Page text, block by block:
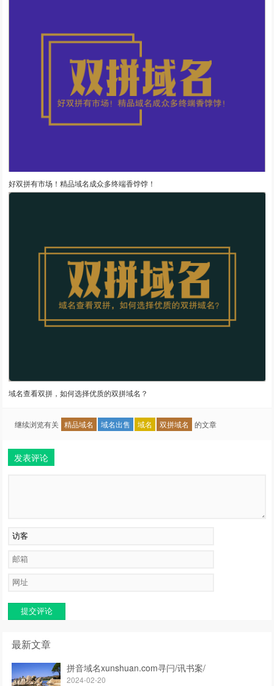
好双拼有市场！精品域名成众多终端香饽饽！
域名查看双拼，如何选择优质的双拼域名？
继续浏览有关 精品域名 域名出售 域名 双拼域名 的文章
发表评论
提交评论
最新文章
拼音域名xunshuan.com寻闩/讯书案/
2024-02-20